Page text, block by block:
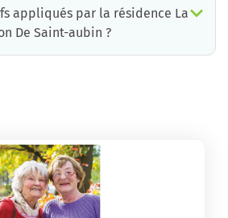
appliqués par la résidence La
De Saint-aubin ?